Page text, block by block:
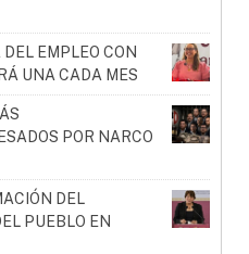
EMPLEO CON
UNA CADA MES
POR NARCO
DEL
PUEBLO EN